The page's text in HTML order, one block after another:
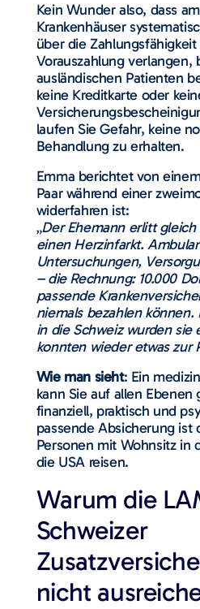
Kein Wunder also, dass
Krankenhäuser
über die
Vorauszahlung verlangen,
ausländischen Patienten
keine Kreditkarte oder
laufen Sie Gefahr, keine
Behandlung zu erhalten.
Emma berichtet von
Paar während einer
widerfahren ist:
„Der Ehemann erlitt
einen Herzinfarkt.
Untersuchungen,
– die Rechnung: 10.000
passende
niemals bezahlen können.
in die Schweiz wurden sie
konnten wieder etwas zur
Wie man sieht: Ein
kann Sie auf allen Ebenen
finanziell, praktisch und
passende Absicherung ist
Personen mit Wohnsitz in
die USA reisen.
Warum die
Schweizer
nicht